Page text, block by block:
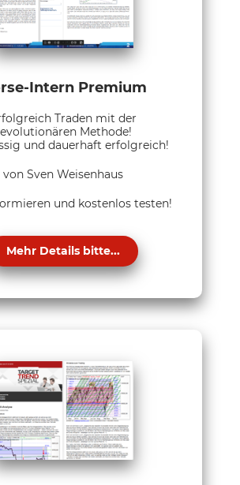
Intern Premium
Traden mit der
Methode!
und dauerhaft erfolgreich!
von Sven Weisenhaus
und kostenlos testen!
Mehr Details bitte...